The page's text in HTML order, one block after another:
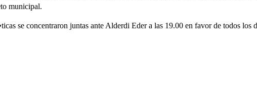
municipal.
se concentraron juntas ante Alderdi Eder a las 19.00 en favor de todos